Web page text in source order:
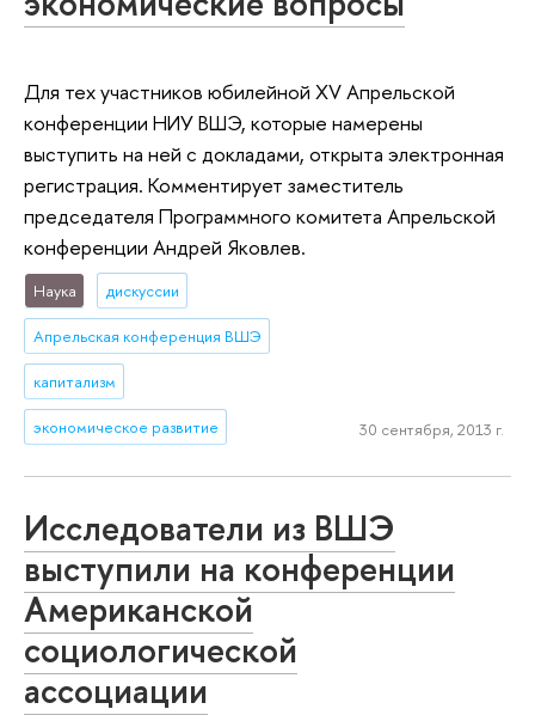
Для тех участников юбилейной XV Апрельской
конференции НИУ ВШЭ, которые намерены
выступить на ней с докладами, открыта электронная
регистрация. Комментирует заместитель
председателя Программного комитета Апрельской
конференции Андрей Яковлев.
Наука дискуссии
Апрельская конференция ВШЭ
капитализм
экономическое развитие 30 сентября, 2013 г.
Исследователи из ВШЭ
выступили на конференции
Американской
социологической
ассоциации